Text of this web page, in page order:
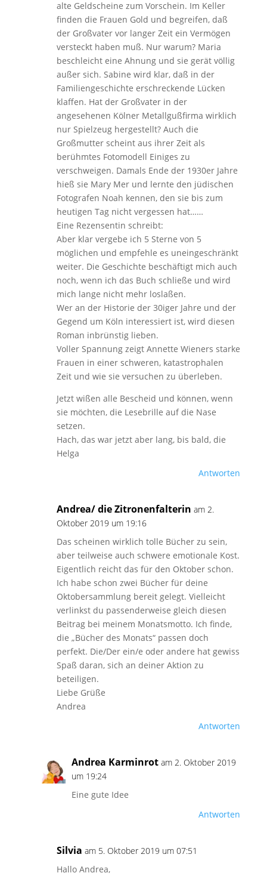
alte Geldscheine zum Vorschein. Im Keller
finden die Frauen Gold und begreifen, daß
der Großvater vor langer Zeit ein Vermögen
versteckt haben muß. Nur warum? Maria
beschleicht eine Ahnung und sie gerät völlig
außer sich. Sabine wird klar, daß in der
Familiengeschichte erschreckende Lücken
klaffen. Hat der Großvater in der
angesehenen Kölner Metallgußfirma wirklich
nur Spielzeug hergestellt? Auch die
Großmutter scheint aus ihrer Zeit als
berühmtes Fotomodell Einiges zu
verschweigen. Damals Ende der 1930er Jahre
hieß sie Mary Mer und lernte den jüdischen
Fotografen Noah kennen, den sie bis zum
heutigen Tag nicht vergessen hat……
Eine Rezensentin schreibt:
Aber klar vergebe ich 5 Sterne von 5
möglichen und empfehle es uneingeschränkt
weiter. Die Geschichte beschäftigt mich auch
noch, wenn ich das Buch schließe und wird
mich lange nicht mehr loslaßen.
Wer an der Historie der 30iger Jahre und der
Gegend um Köln interessiert ist, wird diesen
Roman inbrünstig lieben.
Voller Spannung zeigt Annette Wieners starke
Frauen in einer schweren, katastrophalen
Zeit und wie sie versuchen zu überleben.
Jetzt wißen alle Bescheid und können, wenn
sie möchten, die Lesebrille auf die Nase
setzen.
Hach, das war jetzt aber lang, bis bald, die
Helga
Antworten
Andrea/ die Zitronenfalterin am 2.
Oktober 2019 um 19:16
Das scheinen wirklich tolle Bücher zu sein,
aber teilweise auch schwere emotionale Kost.
Eigentlich reicht das für den Oktober schon.
Ich habe schon zwei Bücher für deine
Oktobersammlung bereit gelegt. Vielleicht
verlinkst du passenderweise gleich diesen
Beitrag bei meinem Monatsmotto. Ich finde,
die „Bücher des Monats“ passen doch
perfekt. Die/Der ein/e oder andere hat gewiss
Spaß daran, sich an deiner Aktion zu
beteiligen.
Liebe Grüße
Andrea
Antworten
Andrea Karminrot am 2. Oktober 2019
um 19:24
Eine gute Idee
Antworten
Silvia am 5. Oktober 2019 um 07:51
Hallo Andrea,